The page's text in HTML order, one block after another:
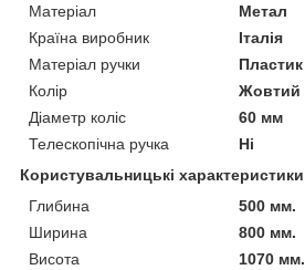
Матеріал
Метал
Країна виробник
Італія
Матеріал ручки
Пластик
Колір
Жовтий
Діаметр коліс
60 мм
Телескопічна ручка
Ні
Користувальницькі характеристики
Глибина
500 мм.
Ширина
800 мм.
Висота
1070 мм.